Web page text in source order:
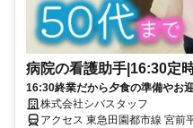
病院の看護助手|16:30定
16:30終業だから夕食の準備やお
ある69床のアットホームな病院で
「16:30定時」というスケジュー
株式会社シバスタッフ
アクセス 東急田園都市線 宮前